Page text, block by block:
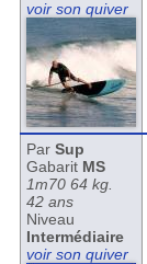
voir son quiver
Par Sup
Gabarit MS
1m70 64 kg.
42 ans
Niveau
Intermédiaire
voir son quiver